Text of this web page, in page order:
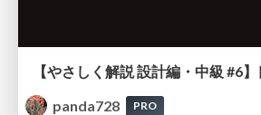
panda728
PRO